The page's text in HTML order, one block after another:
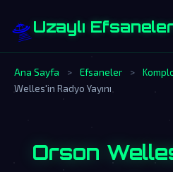
🛸Uzaylı
Ana Sayfa > Efsaneler >
Welles'in Radyo Yayını
Orson